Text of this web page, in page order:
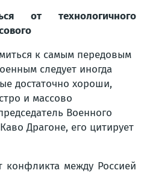
от технологичного
к самым передовым
следует иногда
достаточно хороши,
и массово
Военного
Драгоне, его цитирует
между Россией